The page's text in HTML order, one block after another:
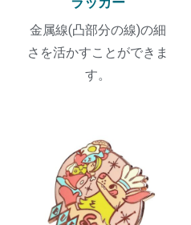
金属線(凸部分の線)の細
さを活かすことができま
す。